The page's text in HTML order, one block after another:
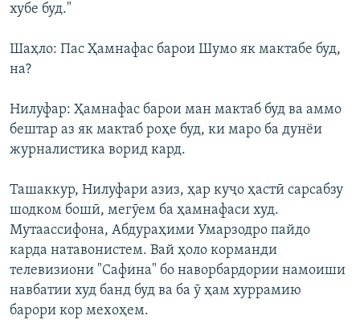
хубе буд."
Шаҳло: Пас Ҳамнафас барои Шумо як мактабе буд,
на?
Нилуфар: Ҳамнафас барои ман мактаб буд ва аммо
бештар аз як мактаб роҳе буд, ки маро ба дунёи
журналистика ворид кард.
Ташаккур, Нилуфари азиз, ҳар куҷо ҳастӣ сарсабзу
шодком бошӣ, мегӯем ба ҳамнафаси худ.
Мутаассифона, Абдураҳими Умарзодро пайдо
карда натавонистем. Вай ҳоло корманди
телевизиони "Сафина" бо наворбардории намоиши
навбатии худ банд буд ва ба ӯ ҳам хуррамию
барори кор мехоҳем.